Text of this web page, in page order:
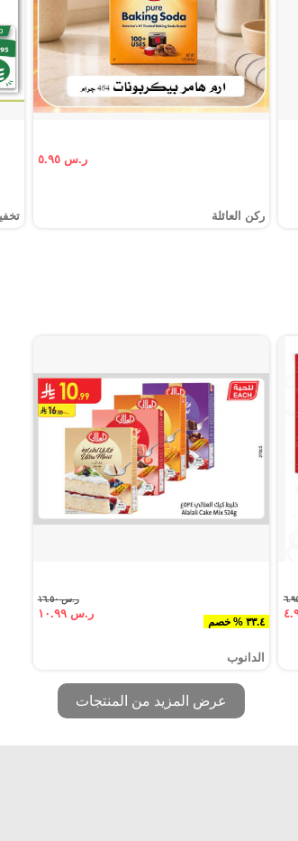
ر.س ٥.٩٥
ركن العائلة
٣٣.٤ % خصم
ر.س ١٦.٥٠
ر.س ١٠.٩٩
الدانوب
عرض المزيد من المنتجات